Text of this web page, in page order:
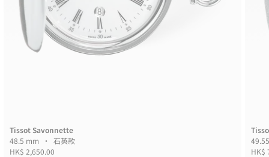
Tissot Savonnette
48.5 mm • 石英款
HK$ 2,650.00
HK$